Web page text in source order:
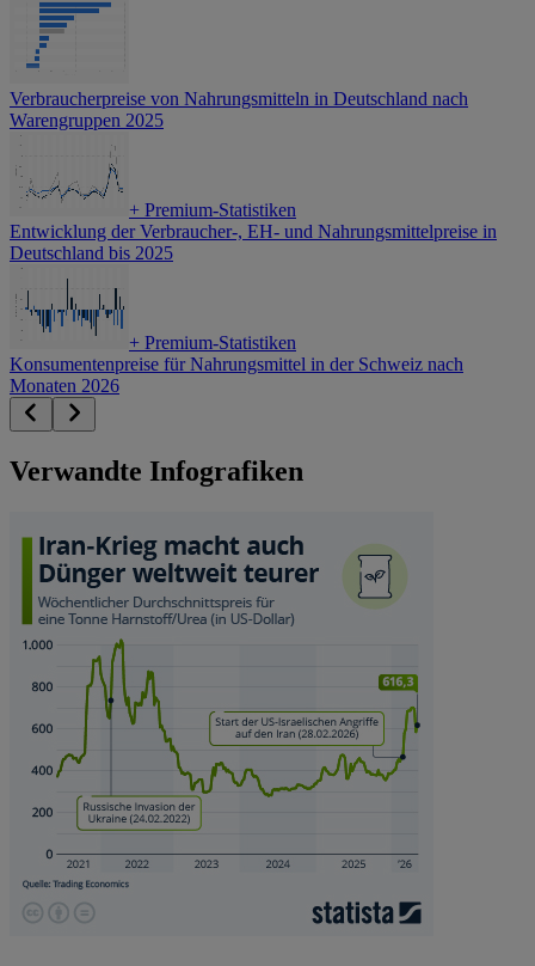
Verbraucherpreise von Nahrungsmitteln in Deutschland nach
Warengruppen 2025
+ Premium-Statistiken
Entwicklung der Verbraucher-, EH- und Nahrungsmittelpreise in
Deutschland bis 2025
+ Premium-Statistiken
Konsumentenpreise für Nahrungsmittel in der Schweiz nach
Monaten 2026
Verwandte Infografiken